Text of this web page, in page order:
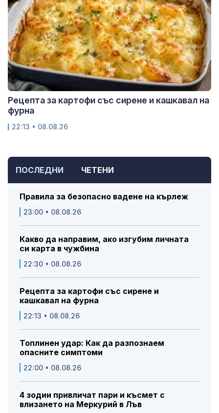
ПОСЛЕДНИ ЧЕТЕНИ
Правила за безопасно вадене на кърлеж
23:00 • 08.08.26
Какво да направим, ако изгубим личната
си карта в чужбина
22:30 • 08.08.26
Рецепта за картофи със сирене и
кашкавал на фурна
22:13 • 08.08.26
Топлинен удар: Как да разпознаем
опасните симптоми
22:00 • 08.08.26
4 зодии привличат пари и късмет с
влизането на Меркурий в Лъв
Рецепта за картофи със сирене и кашкавал на
фурна
22:13 • 08.08.26